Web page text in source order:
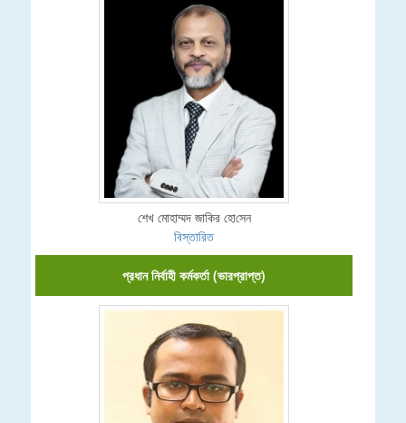
শেখ মোহাম্মদ জা‌কির হো‌সেন
বিস্তারিত
প্রধান নির্বাহী কর্মকর্তা (ভারপ্রাপ্ত)